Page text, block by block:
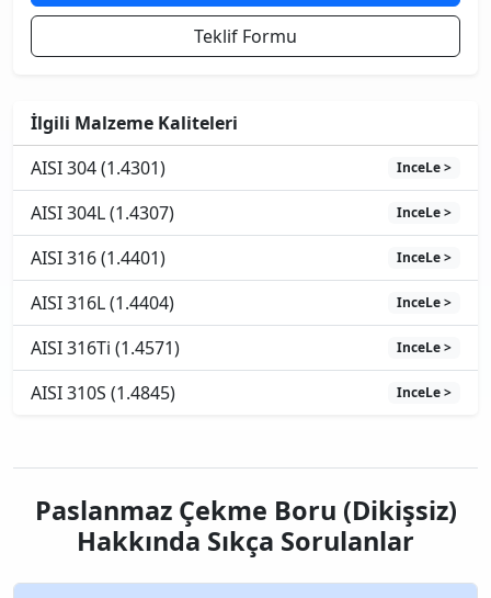
Teklif Formu
İlgili Malzeme Kaliteleri
AISI 304 (1.4301)
InceLe >
AISI 304L (1.4307) InceLe >
AISI 316 (1.4401) InceLe >
AISI 316L (1.4404) InceLe >
AISI 316Ti (1.4571) InceLe >
AISI 310S (1.4845) InceLe >
Paslanmaz Çekme Boru (Dikişsiz)
Hakkında Sıkça Sorulanlar